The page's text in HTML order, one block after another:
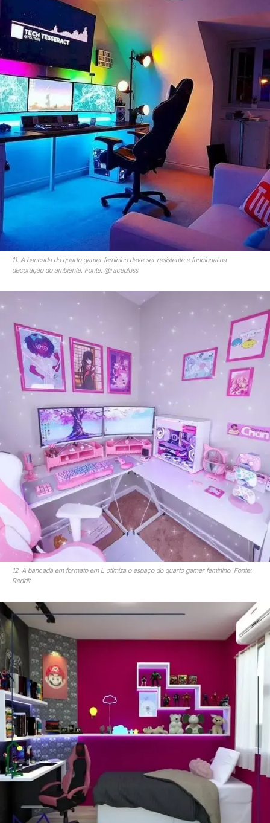
11. A bancada do quarto gamer feminino deve ser resistente e funcional na
decoração do ambiente. Fonte: @racepluss
12. A bancada em formato em L otimiza o espaço do quarto gamer feminino. Fonte:
Reddit